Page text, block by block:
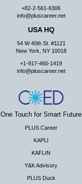
+82-2-561-6306
info@pluscareer.net
USA HQ
54 W 40th St. #1121
New York, NY 10018
+1-917-460-1419
info@pluscareer.net
One Touch for Smart Future
PLUS Career
KAPLI
KAFLIN
Y&K Advisory
PLUS Duck